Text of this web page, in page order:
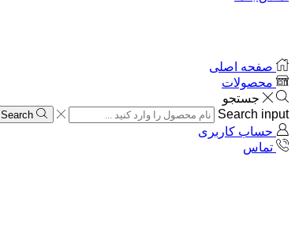
صفحه اصلی
محصولات
جستجو
Search input
Search
حساب کاربری
تماس